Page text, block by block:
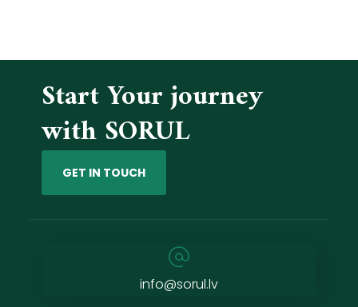
Start Your journey
with SORUL
GET IN TOUCH
info@sorul.lv